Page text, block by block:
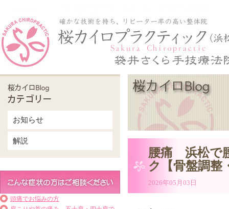
お知らせ
解説
頭痛でお悩みの方
腰痛 浜松で
ク【骨盤調整
2026年05月03日